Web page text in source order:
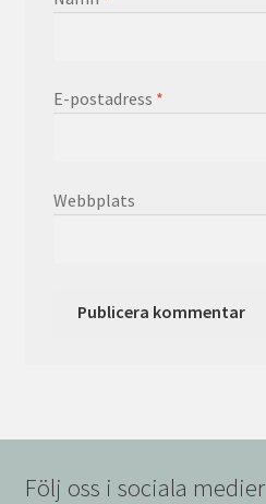
E-postadress *
Webbplats
Följ oss i sociala medier